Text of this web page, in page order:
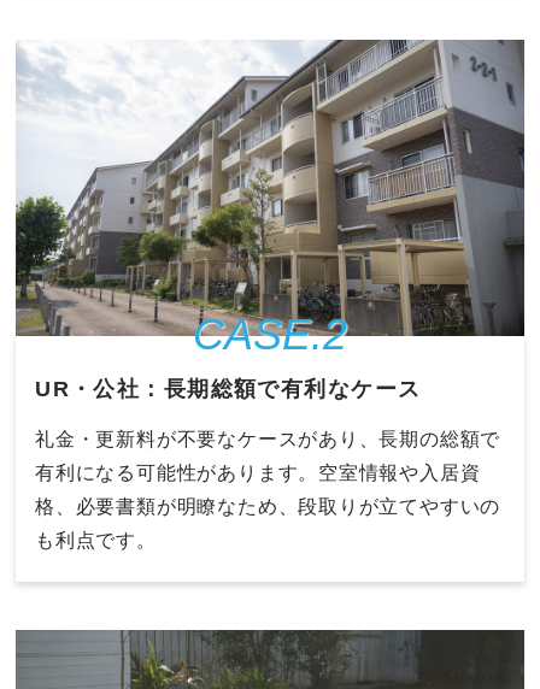
CASE.2
UR・公社：長期総額で有利なケース
礼金・更新料が不要なケースがあり、長期の総額で
有利になる可能性があります。空室情報や入居資
格、必要書類が明瞭なため、段取りが立てやすいの
も利点です。